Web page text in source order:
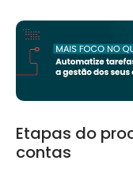
Etapas do
contas